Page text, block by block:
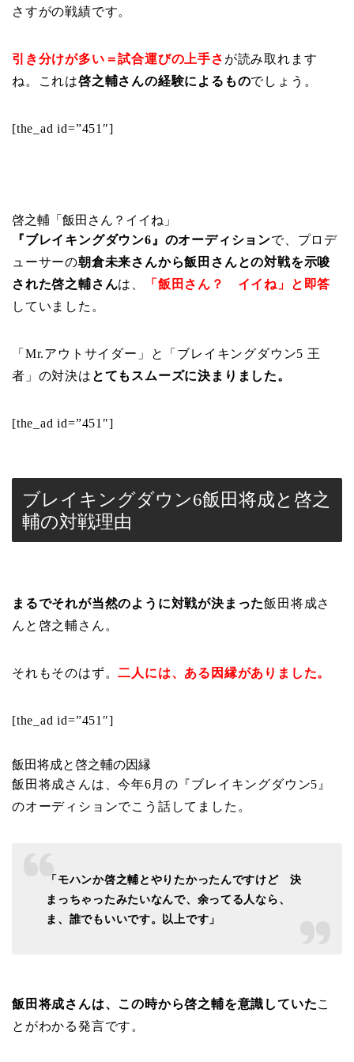
さすがの戦績です。
引き分けが多い＝試合運びの上手さ が読み取れます
ね。これは啓之輔さんの経験によるものでしょう。
[the_ad id=”451″]
啓之輔「飯田さん？イイね」
『ブレイキングダウン6』のオーディションで、プロデ
ューサーの朝倉未来さんから飯田さんとの対戦を示唆
された啓之輔さんは、
「飯田さん？ イイね」と即答
していました。
「Mr.アウトサイダー」と「ブレイキングダウン5 王
者」の対決は とてもスムーズに決まりました。
[the_ad id=”451″]
ブレイキングダウン6飯田将成と啓之
輔の対戦理由
まるでそれが当然のように対戦が決まった飯田将成さ
んと啓之輔さん。
それもそのはず。二人には、ある因縁がありました。
[the_ad id=”451″]
飯田将成と啓之輔の因縁
飯田将成さんは、今年6月の『ブレイキングダウン5』
のオーディションでこう話してました。
「モハンか啓之輔とやりたかったんですけど 決
まっちゃったみたいなんで、余ってる人なら、
ま、誰でもいいです。以上です」
飯田将成さんは、この時から啓之輔を意識していたこ
とがわかる発言です。